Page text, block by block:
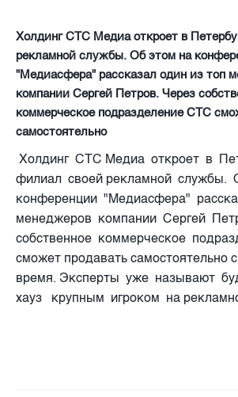
Холдинг СТС Медиа откроет в
рекламной службы. Об этом на
"Медиасфера" рассказал один из топ
компании Сергей Петров. Через
коммерческое подразделение СТС
самостоятельно
Холдинг СТС Медиа откроет в
филиал своей рекламной службы.
конференции "Медиасфера"
менеджеров компании Сергей
собственное коммерческое
сможет продавать самостоятельно
время. Эксперты уже называют
хауз крупным игроком на